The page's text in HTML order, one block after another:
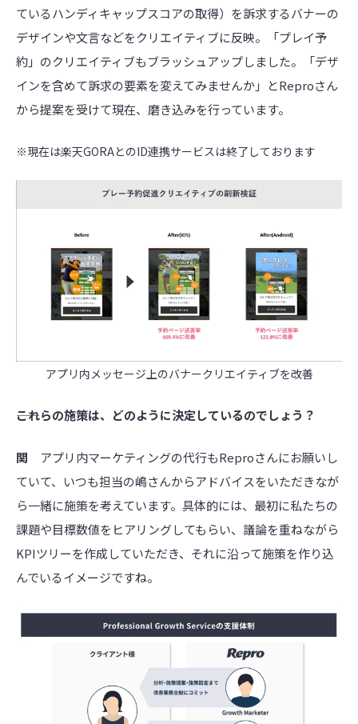
ているハンディキャップスコアの取得）を訴求するバナーの
デザインや文言などをクリエイティブに反映。「プレイ予
約」のクリエイティブもブラッシュアップしました。「デザ
インを含めて訴求の要素を変えてみませんか」とReproさん
から提案を受けて現在、磨き込みを行っています。
※現在は楽天GORAとのID連携サービスは終了しております
アプリ内メッセージ上のバナークリエイティブを改善
――これらの施策は、どのように決定しているのでしょう？
関 アプリ内マーケティングの代行もReproさんにお願いし
ていて、いつも担当の嶋さんからアドバイスをいただきなが
ら一緒に施策を考えています。具体的には、最初に私たちの
課題や目標数値をヒアリングしてもらい、議論を重ねながら
KPIツリーを作成していただき、それに沿って施策を作り込
んでいるイメージですね。